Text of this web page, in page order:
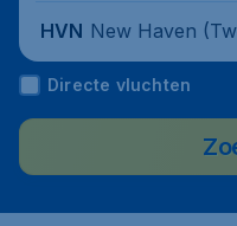
HVN New Haven
t), United States
Directe vluchten